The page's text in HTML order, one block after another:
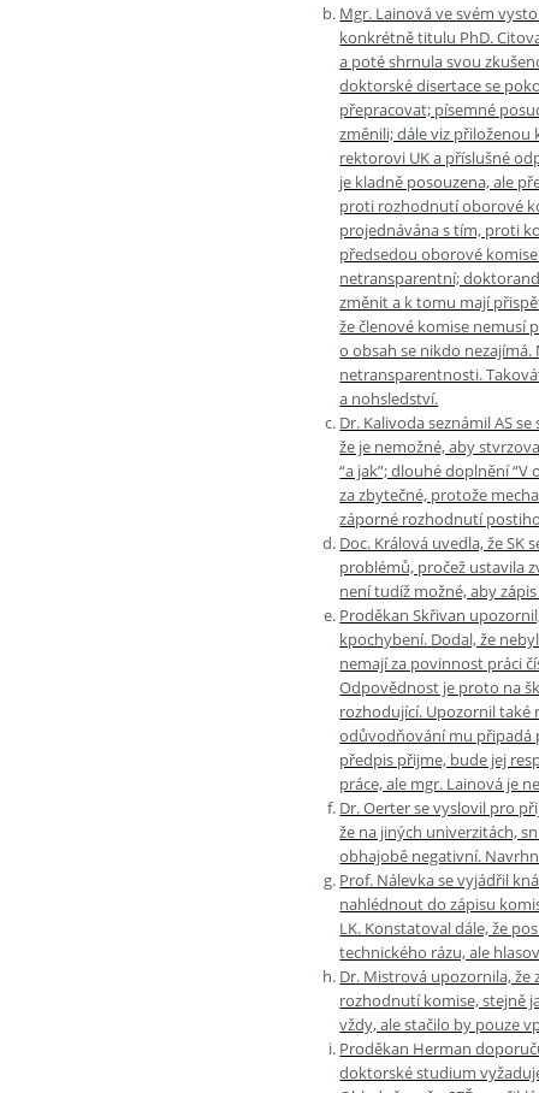
Mgr. Lainová ve svém
konkrétně titulu PhD.
a poté shrnula svou
doktorské disertace se
přepracovat; písemné
změnili; dále viz
rektorovi UK a příslušné
je kladně posouzena, ale
proti rozhodnutí oborové
projednávána s tím, proti
předsedou oborové
netransparentní;
změnit a k tomu mají
že členové komise nemusí
o obsah se nikdo
netransparentnosti.
a nohsledství.
Dr. Kalivoda seznámil AS
že je nemožné, aby
“a jak”; dlouhé doplnění
za zbytečné, protože
záporné rozhodnutí
Doc. Králová uvedla, že
problémů, pročež ustavila
není tudíž možné, aby
Proděkan Skřivan
kpochybení. Dodal, že
nemají za povinnost práci
Odpovědnost je proto na
rozhodující. Upozornil také
odůvodňování mu připadá
předpis přijme, bude jej
práce, ale mgr. Lainová je
Dr. Oerter se vyslovil pro
že na jiných univerzitách,
obhajobě negativní.
Prof. Nálevka se vyjádřil
nahlédnout do zápisu
LK. Konstatoval dále, že
technického rázu, ale
Dr. Mistrová upozornila,
rozhodnutí komise, stejně
vždy, ale stačilo by pouze
Proděkan Herman
doktorské studium